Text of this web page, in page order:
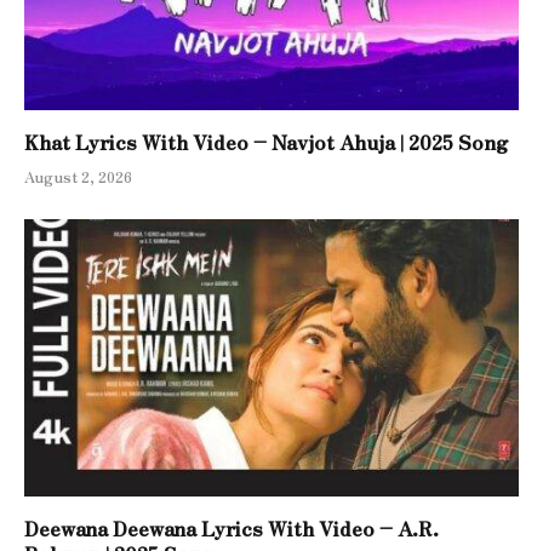
Khat Lyrics With Video – Navjot Ahuja | 2025 Song
August 2, 2026
Deewana Deewana Lyrics With Video – A.R.